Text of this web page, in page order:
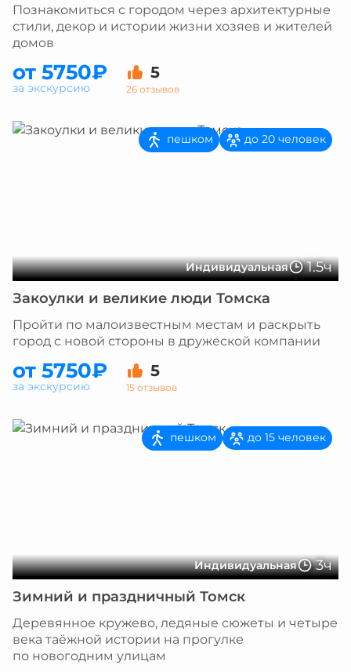
Познакомиться с городом через архитектурные
стили, декор и истории жизни хозяев и жителей
домов
от 5750₽ 5
26 отзывов
за экскурсию
Индивидуальная 1.5ч
пешком до 20 человек
Закоулки и великие люди Томска
Пройти по малоизвестным местам и раскрыть
город с новой стороны в дружеской компании
от 5750₽ 5
15 отзывов
за экскурсию
Индивидуальная 3ч
пешком до 15 человек
Зимний и праздничный Томск
Деревянное кружево, ледяные сюжеты и четыре
века таёжной истории на прогулке
по новогодним улицам